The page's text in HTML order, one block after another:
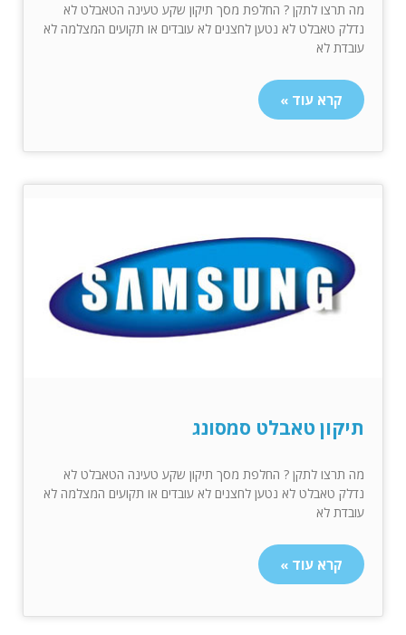
מה תרצו לתקן ? החלפת מסך תיקון שקע טעינה הטאבלט לא
נדלק טאבלט לא נטען לחצנים לא עובדים או תקועים המצלמה לא
עובדת לא
קרא עוד »
תיקון טאבלט סמסונג
מה תרצו לתקן ? החלפת מסך תיקון שקע טעינה הטאבלט לא
נדלק טאבלט לא נטען לחצנים לא עובדים או תקועים המצלמה לא
עובדת לא
קרא עוד »